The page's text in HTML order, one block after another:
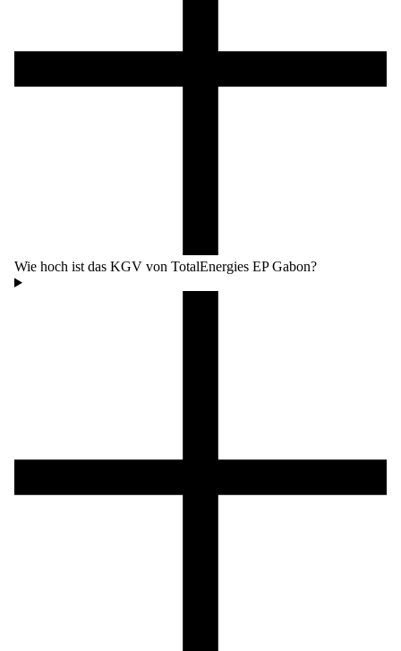
Wie hoch ist das KGV von TotalEnergies EP Gabon?